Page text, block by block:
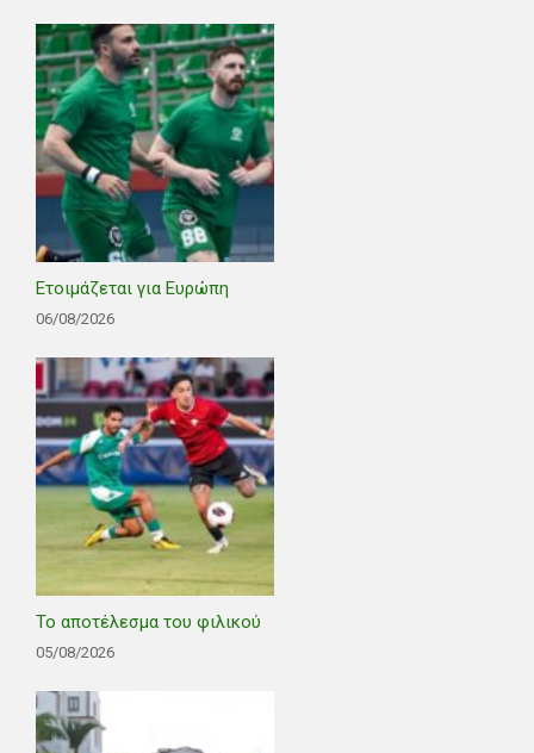
Ετοιμάζεται για Ευρώπη
06/08/2026
Το αποτέλεσμα του φιλικού
05/08/2026